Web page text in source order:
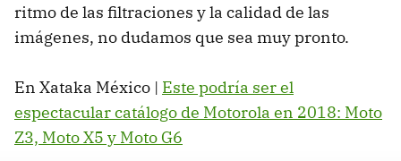
ritmo de las filtraciones y la calidad de las
imágenes, no dudamos que sea muy pronto.
En Xataka México | Este podría ser el
espectacular catálogo de Motorola en 2018: Moto
Z3, Moto X5 y Moto G6